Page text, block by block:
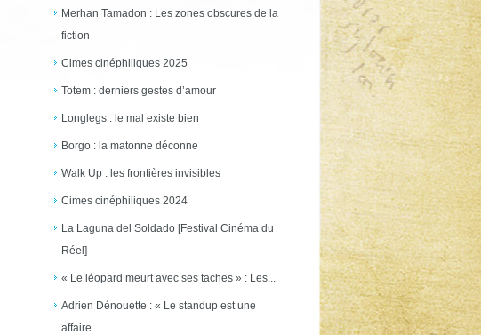
Merhan Tamadon : Les zones obscures de la
fiction
Cimes cinéphiliques 2025
Totem : derniers gestes d’amour
Longlegs : le mal existe bien
Borgo : la matonne déconne
Walk Up : les frontières invisibles
Cimes cinéphiliques 2024
La Laguna del Soldado [Festival Cinéma du
Réel]
« Le léopard meurt avec ses taches » : Les...
Adrien Dénouette : « Le standup est une
affaire...